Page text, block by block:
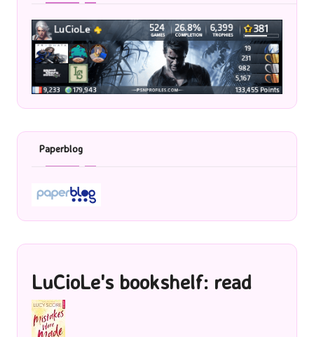
Paperblog
LuCioLe's bookshelf: read